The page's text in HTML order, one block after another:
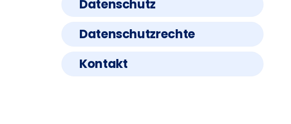
Datenschutz
Datenschutzrechte
Kontakt